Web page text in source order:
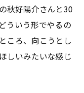
秋好陽介さんと30
ういう形でやるの
ころ、向こうとし
しいみたいな感じ